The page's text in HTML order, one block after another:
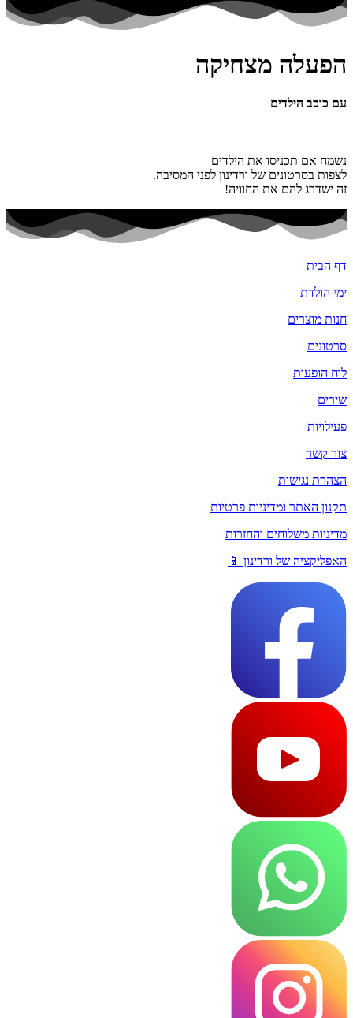
הפעלה מצחיקה
עם כוכב הילדים
נשמח אם תכניסו את הילדים
לצפות בסרטונים של ורדינון לפני המסיבה.
זה ישדרג להם את החוויה!
דף הבית
ימי הולדת
חנות מוצרים
סרטונים
לוח הופעות
שירים
פעילויות
צור קשר
הצהרת נגישות
תקנון האתר ומדיניות פרטיות
מדיניות משלוחים והחזרות
האפליקציה של ורדינון 📱